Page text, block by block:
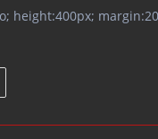
height:400px;